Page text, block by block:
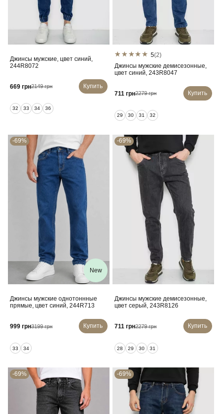
Джинсы мужские, цвет синий,
244R8072
669 грн2149 грн Купить
32 33 34 36
5(2)
Джинсы мужские демисезонные,
цвет синий, 243R8047
711 грн2279 грн Купить
29 30 31 32
-69%
New
Джинсы мужские однотоннные
прямые, цвет синий, 244R713
999 грн3199 грн Купить
33 34
-69%
Джинсы мужские демисезонные,
цвет серый, 243R8126
711 грн2279 грн Купить
28 29 30 31
-69% -69%